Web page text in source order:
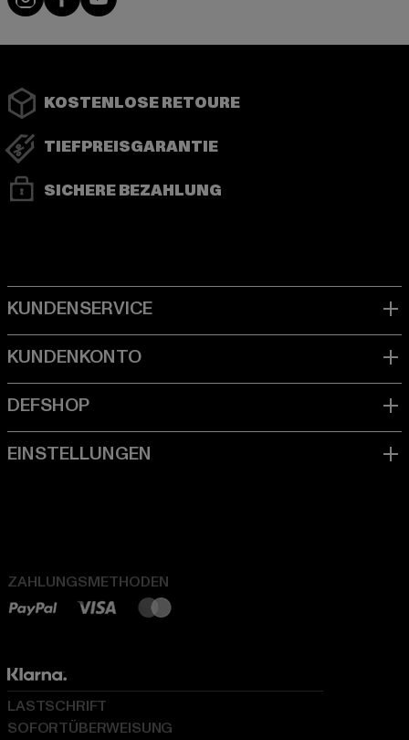
KOSTENLOSE RETOURE
TIEFPREISGARANTIE
SICHERE BEZAHLUNG
ZAHLUNGSMETHODEN
LASTSCHRIFT
SOFORTÜBERWEISUNG